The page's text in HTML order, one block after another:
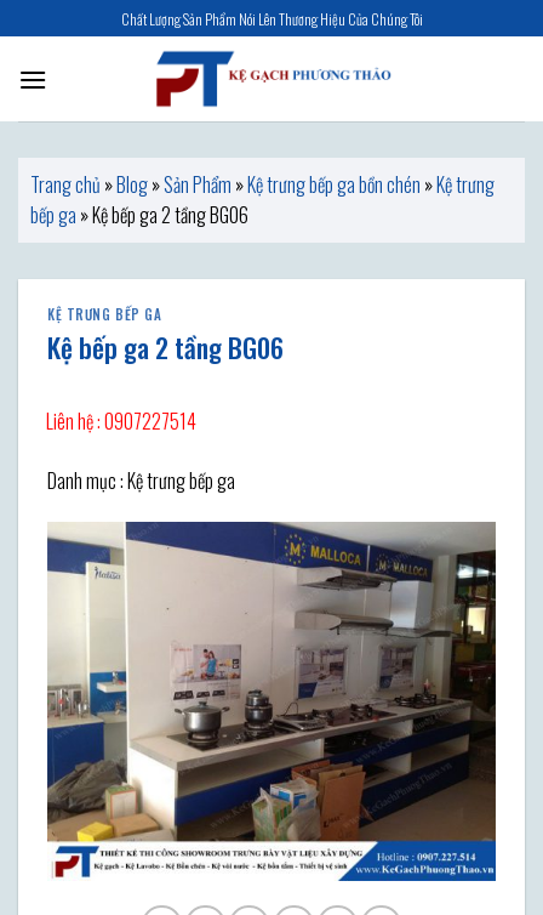
to
content
Chất Lượng Sản Phẩm Nói Lên Thương Hiệu Của Chúng Tôi
Trang chủ »Blog»Sản Phẩm »Kệ trưng bếp ga bồn chén »Kệ trưng
bếp ga »Kệ bếp ga 2 tầng BG06
KỆ TRƯNG BẾP GA
Kệ bếp ga 2 tầng BG06
Liên hệ : 0907227514
Danh mục : Kệ trưng bếp ga